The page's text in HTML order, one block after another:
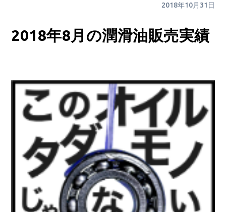
2018年10月31日
2018年8月の潤滑油販売実績